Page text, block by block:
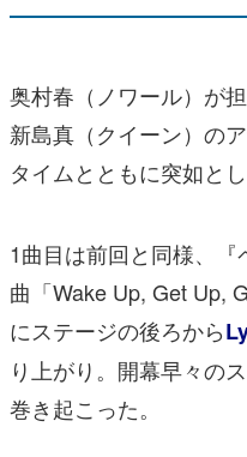
奥村春（ノワール）が
新島真（クイーン）の
タイムとともに突如と
1曲目は前回と同様、
曲「Wake Up, Get Up,
にステージの後ろから
り上がり。開幕早々の
巻き起こった。